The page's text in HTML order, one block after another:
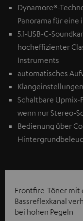
Dynamore®-
Panorama für
5.1-USB-C-
hocheffizienter
Instruments
automatisches
Schaltbare Upmix-
wenn nur Stereo-
Bedienung über
Frontfire-Töner mit
Bassreflexkanal
bei hohen Pegeln